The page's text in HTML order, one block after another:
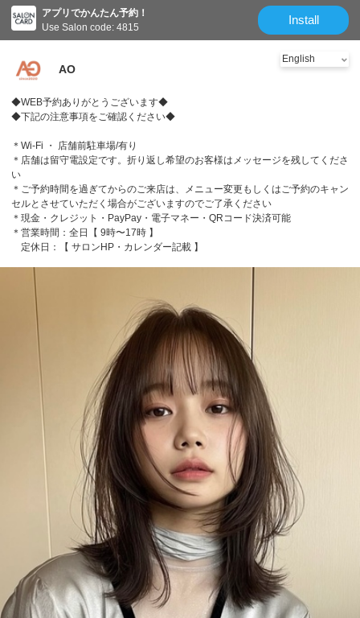
アプリでかんたん予約！
Use Salon code: 4815
Install
AO
◆WEB予約ありがとうございます◆
◆下記の注意事項をご確認ください◆
＊Wi-Fi ・ 店舗前駐車場/有り
＊店舗は留守電設定です。折り返し希望のお客様はメッセージを残してくださ
い
＊ご予約時間を過ぎてからのご来店は、メニュー変更もしくはご予約のキャン
セルとさせていただく場合がございますのでご了承ください
＊現金・クレジット・PayPay・電子マネー・QRコード決済可能
＊営業時間：全日【 9時〜17時 】
定休日：【 サロンHP・カレンダー記載 】